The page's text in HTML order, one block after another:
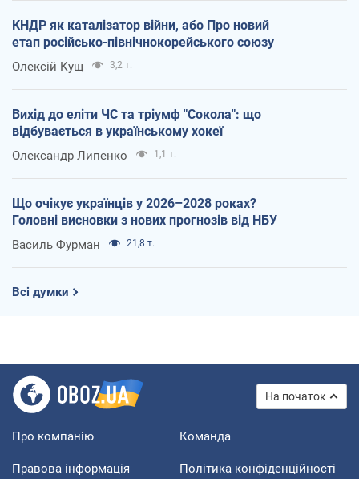
КНДР як каталізатор війни, або Про новий
етап російсько-північнокорейського союзу
Олексій Кущ 3,2 т.
Вихід до еліти ЧС та тріумф "Сокола": що
відбувається в українському хокеї
Олександр Липенко 1,1 т.
Що очікує українців у 2026–2028 роках?
Головні висновки з нових прогнозів від НБУ
Василь Фурман 21,8 т.
Всі думки
На початок
Про компанію Команда
Правова інформація Політика конфіденційності